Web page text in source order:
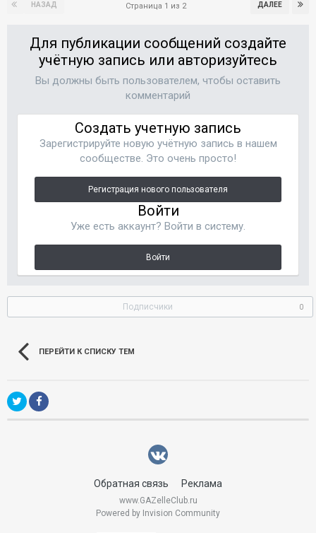
НАЗАД ДАЛЕЕ
Страница 1 из 2
Для публикации сообщений создайте
учётную запись или авторизуйтесь
Вы должны быть пользователем, чтобы оставить
комментарий
Создать учетную запись
Зарегистрируйте новую учётную запись в нашем
сообществе. Это очень просто!
Регистрация нового пользователя
Войти
Уже есть аккаунт? Войти в систему.
Войти
Подписчики 0
ПЕРЕЙТИ К СПИСКУ ТЕМ
Обратная связь Реклама
www.GAZelleClub.ru
Powered by Invision Community